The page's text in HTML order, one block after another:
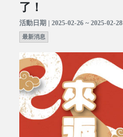
了！
活動日期 | 2025-02-26 ~ 2025-02-28
最新消息